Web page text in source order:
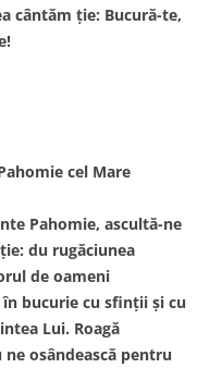
cântăm ţie: Bucură-te,
cel Mare
Pahomie, ascultă-ne
du rugăciunea
de oameni
bucurie cu sfinţii şi cu
Lui. Roagă
osândească pentru